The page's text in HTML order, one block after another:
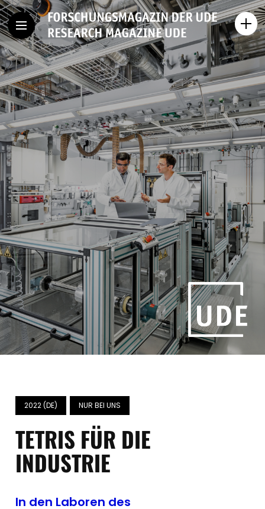
2022 (DE) NUR BEI UNS
TETRIS FÜR DIE
INDUSTRIE
In den Laboren des